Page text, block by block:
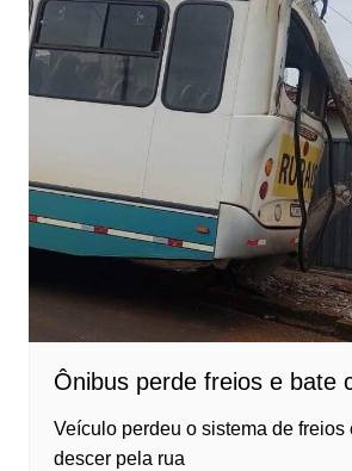
Ônibus perde freios e bate
Veículo perdeu o sistema de freios
descer pela rua